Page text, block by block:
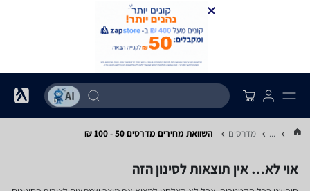
... מדרסים השוואת מחירים מדרסים ‏50 - 100 ‏₪
אוי לא… אין תוצאות לסינון הזה